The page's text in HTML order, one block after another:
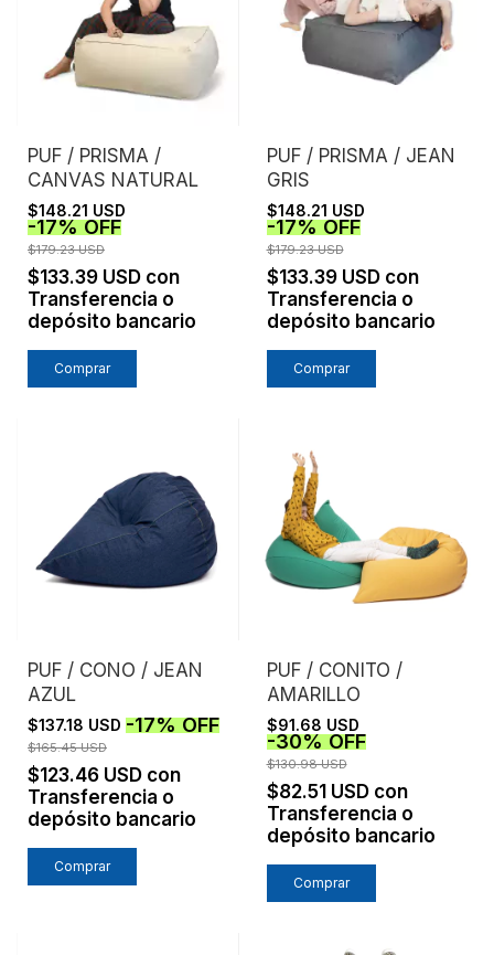
PUF / PRISMA /
CANVAS NATURAL
$148.21 USD
-17%OFF
$179.23 USD
$133.39 USD con
Transferencia o
depósito bancario
PUF / PRISMA / JEAN
GRIS
$148.21 USD
-17%OFF
$179.23 USD
$133.39 USD con
Transferencia o
depósito bancario
PUF / CONO / JEAN
AZUL
$137.18 USD -17%OFF
$165.45 USD
$123.46 USD con
Transferencia o
depósito bancario
PUF / CONITO /
AMARILLO
$91.68 USD
-30%OFF
$130.98 USD
$82.51 USD con
Transferencia o
depósito bancario